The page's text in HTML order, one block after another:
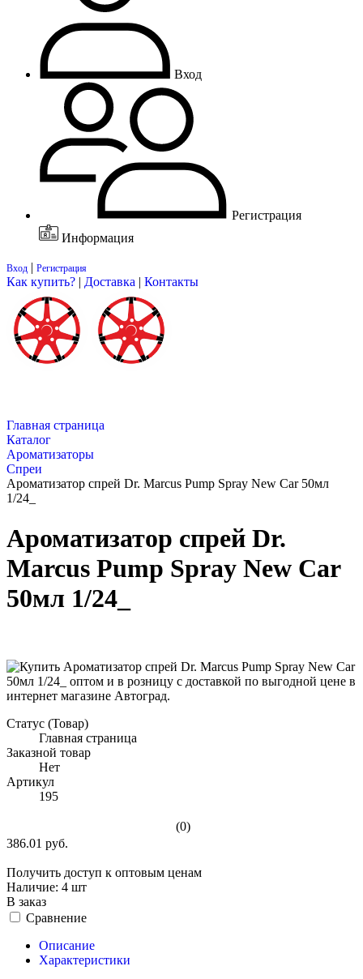
Вход
Регистрация
Информация
Вход | Регистрация
Как купить? | Доставка | Контакты
Главная страница
Каталог
Ароматизаторы
Спреи
Ароматизатор спрей Dr. Marcus Pump Spray New Car 50мл
1/24_
Ароматизатор спрей Dr.
Marcus Pump Spray New Car
50мл 1/24_
Статус (Товар)
Главная страница
Заказной товар
Нет
Артикул
195
(0)
386.01 руб.
Получить доступ к оптовым ценам
Наличие: 4 шт
В заказ
Сравнение
Описание
Характеристики